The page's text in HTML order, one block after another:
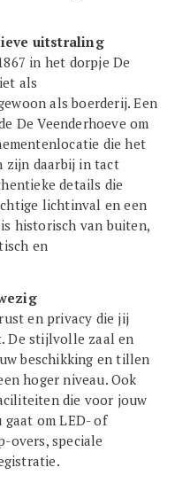
uitstraling
in het dorpje De
als
als boerderij. Een
De Veenderhoeve om
die het
zijn daarbij in tact
details die
lichtinval en een
historisch van buiten,
en
en privacy die jij
De stijlvolle zaal en
beschikking en tillen
hoger niveau. Ook
die voor jouw
om LED- of
overs, speciale